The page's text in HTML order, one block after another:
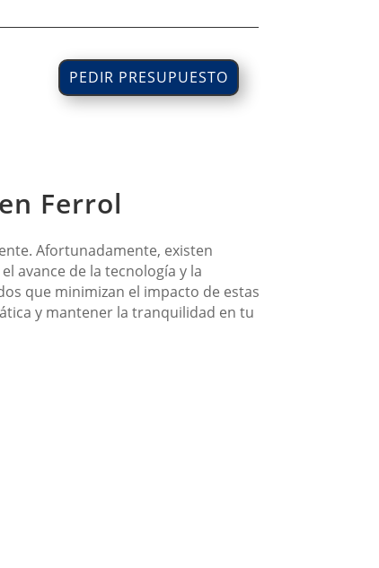
PEDIR PRESUPUESTO
Ferrol
Afortunadamente, existen
avance de la tecnología y la
que minimizan el impacto de estas
y mantener la tranquilidad en tu